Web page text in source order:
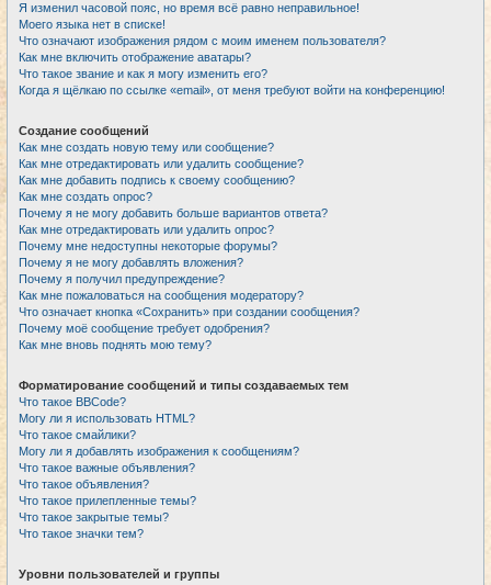
Я изменил часовой пояс, но время всё равно неправильное!
Моего языка нет в списке!
Что означают изображения рядом с моим именем пользователя?
Как мне включить отображение аватары?
Что такое звание и как я могу изменить его?
Когда я щёлкаю по ссылке «email», от меня требуют войти на конференцию!
Создание сообщений
Как мне создать новую тему или сообщение?
Как мне отредактировать или удалить сообщение?
Как мне добавить подпись к своему сообщению?
Как мне создать опрос?
Почему я не могу добавить больше вариантов ответа?
Как мне отредактировать или удалить опрос?
Почему мне недоступны некоторые форумы?
Почему я не могу добавлять вложения?
Почему я получил предупреждение?
Как мне пожаловаться на сообщения модератору?
Что означает кнопка «Сохранить» при создании сообщения?
Почему моё сообщение требует одобрения?
Как мне вновь поднять мою тему?
Форматирование сообщений и типы создаваемых тем
Что такое BBCode?
Могу ли я использовать HTML?
Что такое смайлики?
Могу ли я добавлять изображения к сообщениям?
Что такое важные объявления?
Что такое объявления?
Что такое прилепленные темы?
Что такое закрытые темы?
Что такое значки тем?
Уровни пользователей и группы